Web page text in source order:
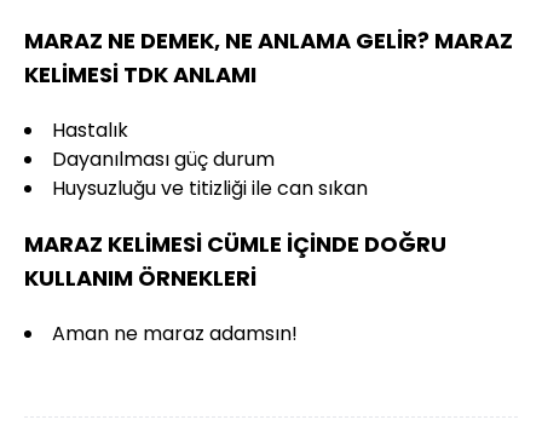
MARAZ NE DEMEK, NE ANLAMA GELİR? MARAZ
KELİMESİ TDK ANLAMI
Hastalık
Dayanılması güç durum
Huysuzluğu ve titizliği ile can sıkan
MARAZ KELİMESİ CÜMLE İÇİNDE DOĞRU
KULLANIM ÖRNEKLERİ
Aman ne maraz adamsın!